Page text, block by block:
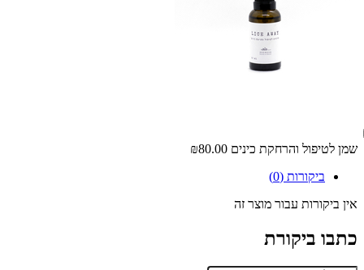
שמן לטיפול והרחקת כינים ₪80.00
ביקורות (0)
אין ביקורות עבור מוצר זה
כתבו ביקורת